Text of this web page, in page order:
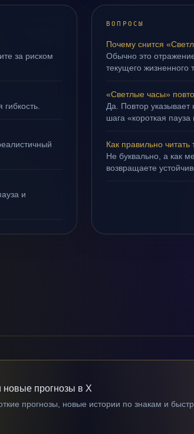
за риском
и
ВОПРОСЫ
Почему снится
Обычно это
текущего жизненного
«Светлые часы»
Да. Повтор
шага «короткая пауза
Как правильно читать
Не буквально, а как
возвращаете
новые прогнозы в X
прогнозы, новые истории по знакам и